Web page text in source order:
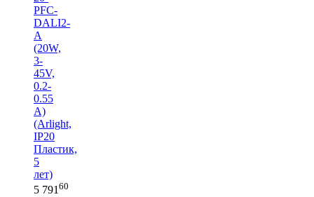
PFC-
DALI2-
A
(20W,
3-
45V,
0.2-
0.55
A)
(Arlight,
IP20
Пластик,
5
лет)
5 791 60